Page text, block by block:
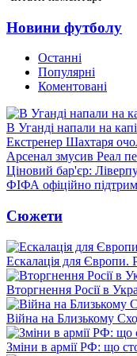
Новини футболу
Останні
Популярні
Коментовані
В Уганді напали на
Екстренер Шахтаря
Арсенал змусив Реал
Ціновий бар'єр:
ФІФА офіційно
Сюжети
Ескалація для Європи.
Вторгнення Росії в
Війна на Близькому
Зміни в армії РФ: що